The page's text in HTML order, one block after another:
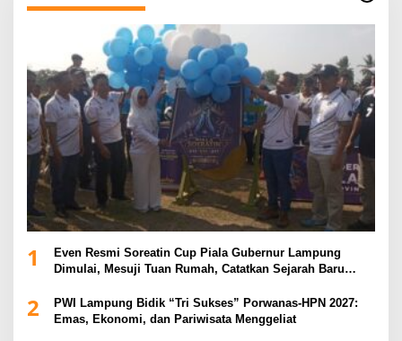
1
Even Resmi Soreatin Cup Piala Gubernur Lampung
Dimulai, Mesuji Tuan Rumah, Catatkan Sejarah Baru
2
PWI Lampung Bidik “Tri Sukses” Porwanas-HPN 2027:
Emas, Ekonomi, dan Pariwisata Menggeliat